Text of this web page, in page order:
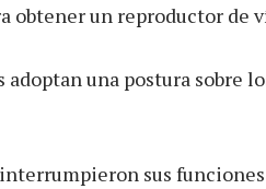
obtener un reproductor de
sus